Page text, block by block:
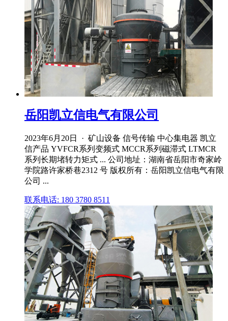
岳阳凯立信电气有限公司
2023年6月20日 · 矿山设备 信号传输 中心集电器 凯立
信产品 YVFCR系列变频式 MCCR系列磁滞式 LTMCR
系列长期堵转力矩式 ... 公司地址：湖南省岳阳市奇家岭
学院路许家桥巷2312 号 版权所有：岳阳凯立信电气有限
公司 ...
联系电话: 180 3780 8511